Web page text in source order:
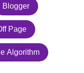
Blogger
Page
Algorithm